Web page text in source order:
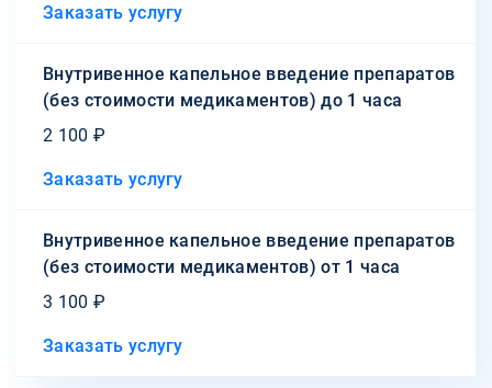
Заказать услугу
Внутривенное капельное введение препаратов
(без стоимости медикаментов) до 1 часа
2 100 ₽
Заказать услугу
Внутривенное капельное введение препаратов
(без стоимости медикаментов) от 1 часа
3 100 ₽
Заказать услугу